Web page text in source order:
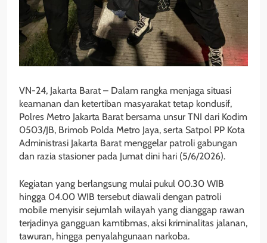
VN-24, Jakarta Barat – Dalam rangka menjaga situasi
keamanan dan ketertiban masyarakat tetap kondusif,
Polres Metro Jakarta Barat bersama unsur TNI dari Kodim
0503/JB, Brimob Polda Metro Jaya, serta Satpol PP Kota
Administrasi Jakarta Barat menggelar patroli gabungan
dan razia stasioner pada Jumat dini hari (5/6/2026).
Kegiatan yang berlangsung mulai pukul 00.30 WIB
hingga 04.00 WIB tersebut diawali dengan patroli
mobile menyisir sejumlah wilayah yang dianggap rawan
terjadinya gangguan kamtibmas, aksi kriminalitas jalanan,
tawuran, hingga penyalahgunaan narkoba.